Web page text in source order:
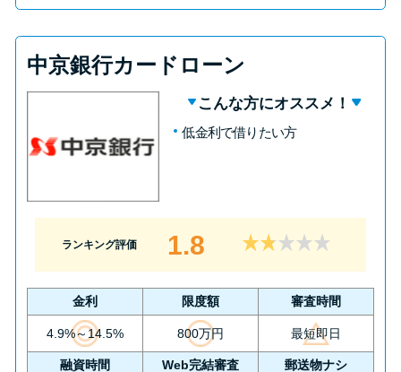
中京銀行カードローン
こんな方にオススメ！
低金利で借りたい方
ランキング評価 1.8
金利 限度額 審査時間
4.9%～14.5% 800万円 最短即日
融資時間 Web完結審査 郵送物ナシ